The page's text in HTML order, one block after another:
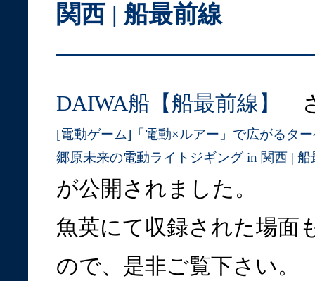
関西 | 船最前線
DAIWA船【船最前線】
[電動ゲーム]「電動×ルアー」で広がるタ
郷原未来の電動ライトジギング in 関西 | 船
が公開されました。
魚英にて収録された場面
ので、是非ご覧下さい。